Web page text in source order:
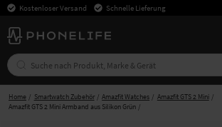
Kostenloser Versand Schnelle Lieferung
Home Smartwatch Zubehör Amazfit Watches
Amazfit GTS 2 Mini
Amazfit GTS 2 Mini Armband aus Silikon Grün